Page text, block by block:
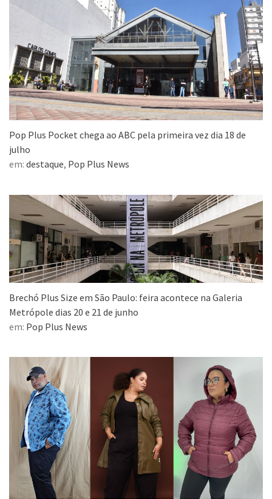
Pop Plus Pocket chega ao ABC pela primeira vez dia 18 de
julho
em: destaque, Pop Plus News
Brechó Plus Size em São Paulo: feira acontece na Galeria
Metrópole dias 20 e 21 de junho
em: Pop Plus News